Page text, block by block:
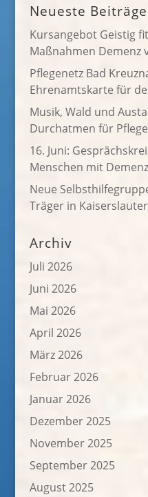
Neueste Beiträge
Kursangebot Geistig
Maßnahmen Demenz
Pflegenetz Bad
Ehrenamtskarte für
Musik, Wald und
Durchatmen für
16. Juni:
Menschen mit
Neue
Träger in
Archiv
Juli 2026
Juni 2026
Mai 2026
April 2026
März 2026
Februar 2026
Januar 2026
Dezember 2025
November 2025
September 2025
August 2025